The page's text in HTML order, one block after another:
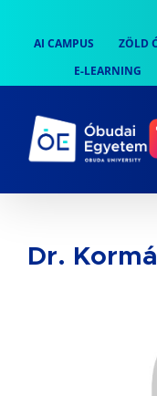
content
AI CAMPUS
ZÖLD
E-LEARNING
Dr.